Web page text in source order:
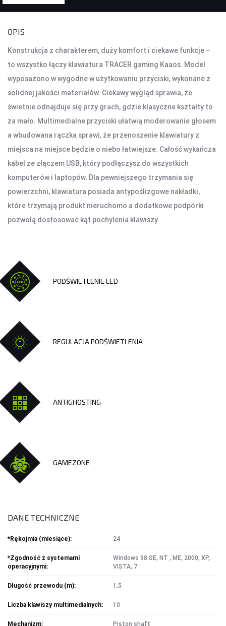
GAMEPADY
AKCESORIA DO NOTEBOOKA
STACJE CHŁODZĄCE
ZASILACZE
KAMERY PC
KAMERY SAMOCHODOWE
AKCESORIA DO KAMER
KAMERY DO MONITORINGU
SMARTWATCHE I TABLETY
SMARTWATCHE
UCHWYTY DO SMARTFONÓW
TABLETY
KREATYWNE
WALKIE TALKIE
UCHWYTY I AKCESORIA TV
UCHWYTY TV/LCD
TV BOX
DOM I BIURO
NISZCZARKI I LAMINATORY
LISTWY I PRZEDŁUŻACZE
LISTWY ZASILAJĄCE
PRZEDŁUŻACZE
OŚWIETLENIE
LAMPY BIURKOWE I NOCNE
OPIS
Konstrukcja z charakterem, duży komfort i ciekawe funkcje –
to wszystko łączy klawiatura TRACER gaming Kaaos. Model
wyposażono w wygodne w użytkowaniu przyciski, wykonane z
solidnej jakości materiałów. Ciekawy wygląd sprawia, że
świetnie odnajduje się przy grach, gdzie klasyczne kształty to
za mało. Multimedialne przyciski ułatwią moderowanie głosem
a wbudowana rączka sprawi, że przenoszenie klawiatury z
miejsca na miejsce będzie o niebo łatwiejsze. Całość wykańcza
kabel ze złączem USB, który podłączysz do wszystkich
komputerów i laptopów. Dla pewniejszego trzymania się
powierzchni, klawiatura posiada antypoślizgowe nakładki,
które trzymają produkt nieruchomo a dodatkowe podpórki
pozwolą dostosować kąt pochylenia klawiszy.
PODŚWIETLENIE LED
REGULACJA PODŚWIETLENIA
ANTIGHOSTING
GAMEZONE
DANE TECHNICZNE
*Rękojmia (miesiące): 24
*Zgodność z systemami
operacyjnymi:
Windows 98 SE, NT , ME, 2000, XP,
VISTA, 7
Długość przewodu (m): 1,5
Liczba klawiszy multimedialnych: 10
Mechanizm: Piston shaft